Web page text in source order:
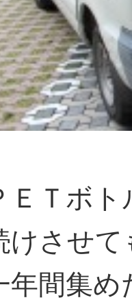
ＥＴボ
けさせ
年間集め